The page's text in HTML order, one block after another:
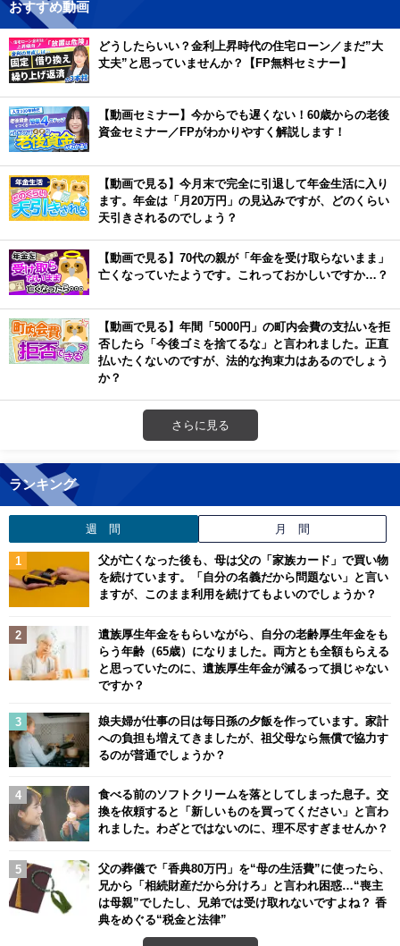
おすすめ動画
どうしたらいい？金利上昇時代の住宅ローン／まだ”大
丈夫”と思っていませんか？【FP無料セミナー】
【動画セミナー】今からでも遅くない！60歳からの老後
資金セミナー／FPがわかりやすく解説します！
【動画で見る】今月末で完全に引退して年金生活に入り
ます。年金は「月20万円」の見込みですが、どのくらい
天引きされるのでしょう？
【動画で見る】70代の親が「年金を受け取らないまま」
亡くなっていたようです。これっておかしいですか…？
【動画で見る】年間「5000円」の町内会費の支払いを拒
否したら「今後ゴミを捨てるな」と言われました。正直
払いたくないのですが、法的な拘束力はあるのでしょう
か？
さらに見る
ランキング
週 間 月 間
父が亡くなった後も、母は父の「家族カード」で買い物
を続けています。「自分の名義だから問題ない」と言い
ますが、このまま利用を続けてもよいのでしょうか？
遺族厚生年金をもらいながら、自分の老齢厚生年金をも
らう年齢（65歳）になりました。両方とも全額もらえる
と思っていたのに、遺族厚生年金が減るって損じゃない
ですか？
娘夫婦が仕事の日は毎日孫の夕飯を作っています。家計
への負担も増えてきましたが、祖父母なら無償で協力す
るのが普通でしょうか？
食べる前のソフトクリームを落としてしまった息子。交
換を依頼すると「新しいものを買ってください」と言わ
れました。わざとではないのに、理不尽すぎませんか？
父の葬儀で「香典80万円」を“母の生活費”に使ったら、
兄から「相続財産だから分けろ」と言われ困惑…“喪主
は母親”でしたし、兄弟では受け取れないですよね？ 香
典をめぐる“税金と法律”